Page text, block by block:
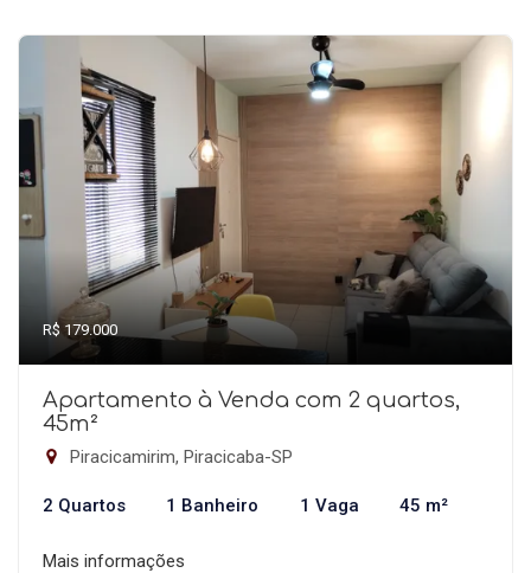
R$ 179.000
Apartamento à Venda com 2 quartos,
45m²
Piracicamirim, Piracicaba-SP
2 Quartos 1 Banheiro 1 Vaga 45 m²
Mais informações